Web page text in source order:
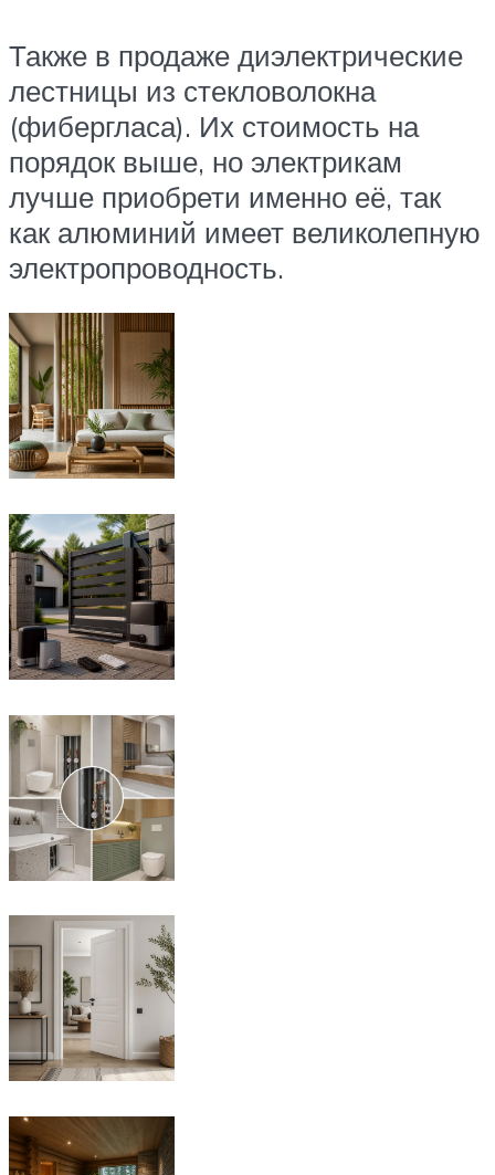
Также в продаже диэлектрические
лестницы из стекловолокна
(фибергласа). Их стоимость на
порядок выше, но электрикам
лучше приобрети именно её, так
как алюминий имеет великолепную
электропроводность.